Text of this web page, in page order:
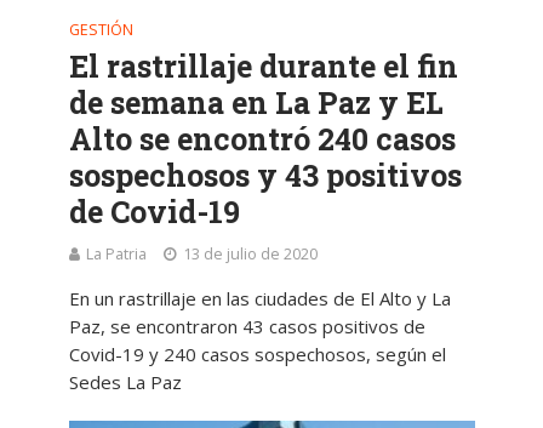
GESTIÓN
El rastrillaje durante el fin
de semana en La Paz y EL
Alto se encontró 240 casos
sospechosos y 43 positivos
de Covid-19
La Patria 13 de julio de 2020
En un rastrillaje en las ciudades de El Alto y La
Paz, se encontraron 43 casos positivos de
Covid-19 y 240 casos sospechosos, según el
Sedes La Paz